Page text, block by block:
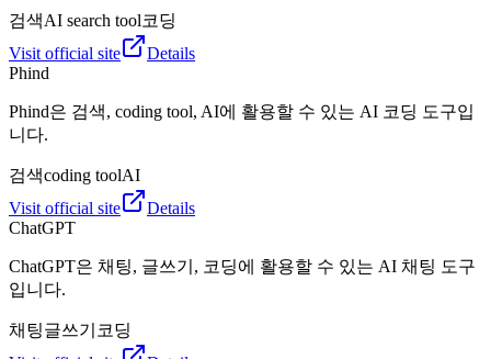
검색AI search tool코딩
Visit official site
Details
Phind
Phind은 검색, coding tool, AI에 활용할 수 있는 AI 코딩 도구입
니다.
검색coding toolAI
Visit official site
Details
ChatGPT
ChatGPT은 채팅, 글쓰기, 코딩에 활용할 수 있는 AI 채팅 도구
입니다.
채팅글쓰기 코딩